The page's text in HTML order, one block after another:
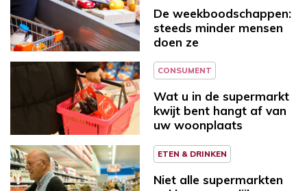
De weekboodschappen:
steeds minder mensen
doen ze
CONSUMENT
Wat u in de supermarkt
kwijt bent hangt af van
uw woonplaats
ETEN & DRINKEN
Niet alle supermarkten